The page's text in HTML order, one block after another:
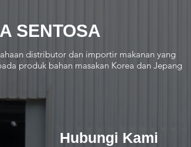
SENTOSA
distributor dan importir makanan yang
produk bahan masakan Korea dan Jepang
Hubungi Kami